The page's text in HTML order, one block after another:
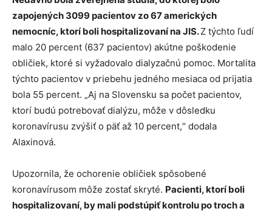
zapojených 3099 pacientov zo 67 amerických
nemocníc, ktorí boli hospitalizovaní na JIS.Z týchto ľudí
malo 20 percent (637 pacientov) akútne poškodenie
obličiek, ktoré si vyžadovalo dialyzačnú pomoc. Mortalita
týchto pacientov v priebehu jedného mesiaca od prijatia
bola 55 percent. „Aj na Slovensku sa počet pacientov,
ktorí budú potrebovať dialýzu, môže v dôsledku
koronavírusu zvýšiť o päť až 10 percent,“ dodala
Alaxinová.
Upozornila, že ochorenie obličiek spôsobené
koronavírusom môže zostať skryté. Pacienti, ktorí boli
hospitalizovaní, by mali podstúpiť kontrolu po troch a